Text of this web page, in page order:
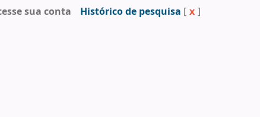
sua conta Histórico de pesquisa [ x ]